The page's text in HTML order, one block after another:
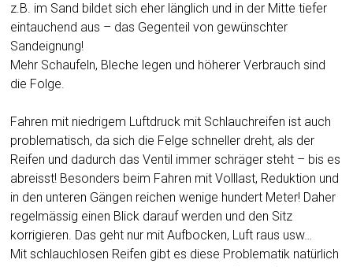
z.B. im Sand bildet sich eher länglich und in der Mitte tiefer
eintauchend aus – das Gegenteil von gewünschter
Sandeignung!
Mehr Schaufeln, Bleche legen und höherer Verbrauch sind
die Folge.
Fahren mit niedrigem Luftdruck mit Schlauchreifen ist auch
problematisch, da sich die Felge schneller dreht, als der
Reifen und dadurch das Ventil immer schräger steht – bis es
abreisst! Besonders beim Fahren mit Volllast, Reduktion und
in den unteren Gängen reichen wenige hundert Meter! Daher
regelmässig einen Blick darauf werden und den Sitz
korrigieren. Das geht nur mit Aufbocken, Luft raus usw…
Mit schlauchlosen Reifen gibt es diese Problematik natürlich